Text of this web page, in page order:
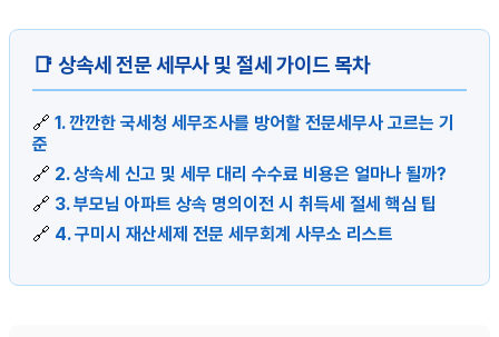
📑 상속세 전문 세무사 및 절세 가이드 목차
🔗 1. 깐깐한 국세청 세무조사를 방어할 전문세무사 고르는 기
준
🔗 2. 상속세 신고 및 세무 대리 수수료 비용은 얼마나 될까?
🔗 3. 부모님 아파트 상속 명의이전 시 취득세 절세 핵심 팁
🔗 4. 구미시 재산세제 전문 세무회계 사무소 리스트